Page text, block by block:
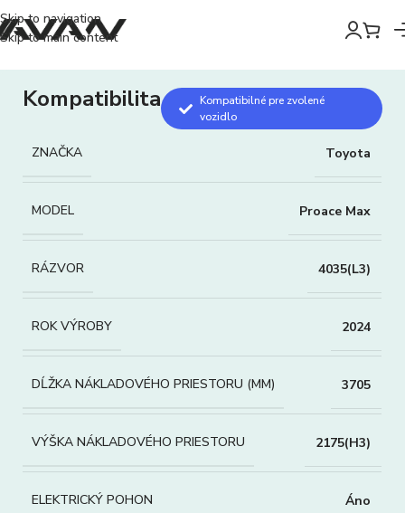
Skip to navigation
Skip to main content
Kompatibilita
Kompatibilné pre zvolené
vozidlo
ZNAČKA Toyota
MODEL Proace Max
RÁZVOR 4035(L3)
ROK VÝROBY 2024
DĹŽKA NÁKLADOVÉHO PRIESTORU (MM) 3705
VÝŠKA NÁKLADOVÉHO PRIESTORU 2175(H3)
ELEKTRICKÝ POHON Áno